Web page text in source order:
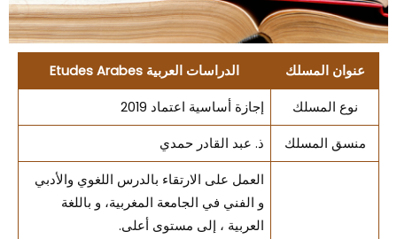
عنوان المسلك الدراسات العربية Etudes Arabes
نوع المسلك إجازة أساسية اعتماد 2019
منسق المسلك ذ. عبد القادر حمدي
العمل على الارتقاء بالدرس اللغوي والأدبي
و الفني في الجامعة المغربية، و باللغة
العربية ، إلى مستوى أعلى.